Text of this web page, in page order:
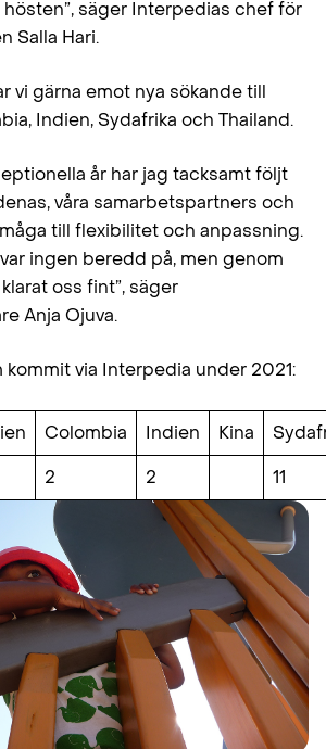
säger Interpedias chef för
Salla Hari.
vi gärna emot nya sökande till
Indien, Sydafrika och Thailand.
år har jag tacksamt följt
våra samarbetspartners och
till flexibilitet och anpassning.
ingen beredd på, men genom
oss fint”, säger
Anja Ojuva.
via Interpedia under 2021:
Colombia Indien Kina
2 2 11